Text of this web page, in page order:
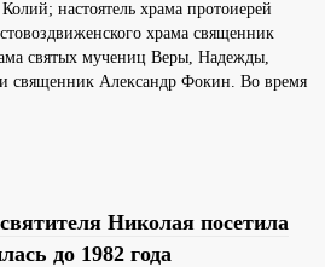
настоятель храма протоиерей
храма священник
святых мучениц Веры, Надежды,
священник Александр Фокин. Во время
Николая посетила
до 1982 года